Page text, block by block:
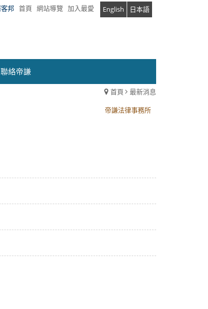
邦 首頁 網站導覽 加入最愛 English 日本語
聯絡帝謙
首頁 最新消息
帝謙法律事務所
帝謙法律事務所